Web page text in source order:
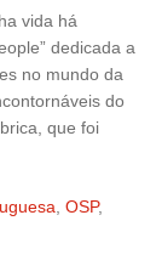
vida há
dedicada a
no mundo da
do
que foi
OSP,